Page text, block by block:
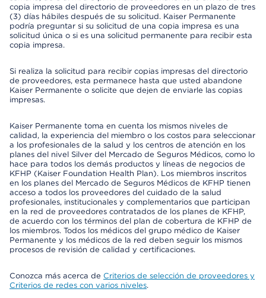
copia impresa del directorio de proveedores en un plazo de tres
(3) días hábiles después de su solicitud. Kaiser Permanente
podría preguntar si su solicitud de una copia impresa es una
solicitud única o si es una solicitud permanente para recibir esta
copia impresa.
Si realiza la solicitud para recibir copias impresas del directorio
de proveedores, esta permanece hasta que usted abandone
Kaiser Permanente o solicite que dejen de enviarle las copias
impresas.
Kaiser Permanente toma en cuenta los mismos niveles de
calidad, la experiencia del miembro o los costos para seleccionar
a los profesionales de la salud y los centros de atención en los
planes del nivel Silver del Mercado de Seguros Médicos, como lo
hace para todos los demás productos y líneas de negocios de
KFHP (Kaiser Foundation Health Plan). Los miembros inscritos
en los planes del Mercado de Seguros Médicos de KFHP tienen
acceso a todos los proveedores del cuidado de la salud
profesionales, institucionales y complementarios que participan
en la red de proveedores contratados de los planes de KFHP,
de acuerdo con los términos del plan de cobertura de KFHP de
los miembros. Todos los médicos del grupo médico de Kaiser
Permanente y los médicos de la red deben seguir los mismos
procesos de revisión de calidad y certificaciones.
Conozca más acerca de Criterios de selección de proveedores y
Criterios de redes con varios niveles.